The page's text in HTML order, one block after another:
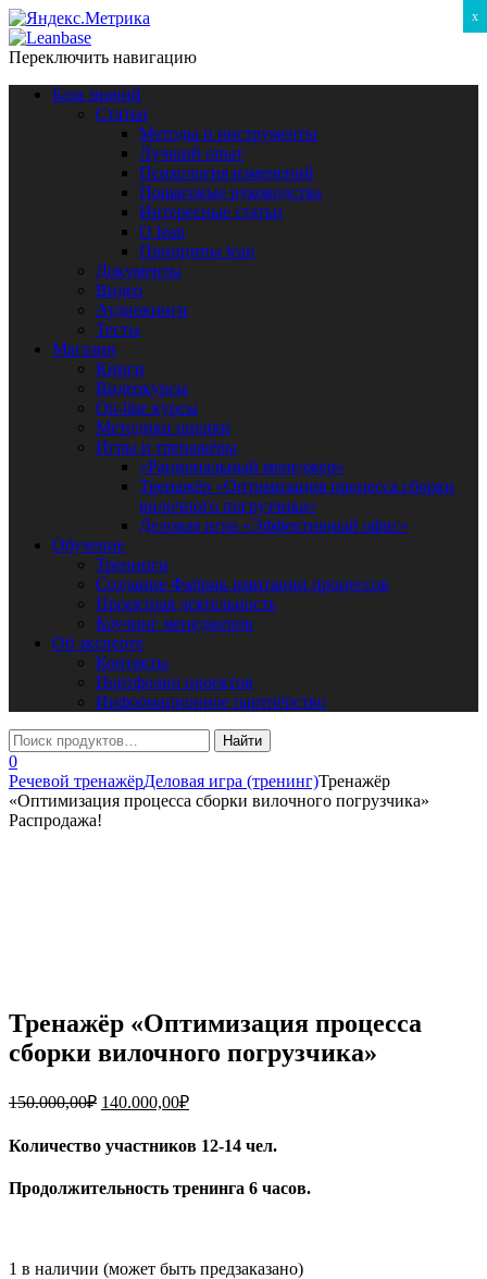
Переключить навигацию
База знаний
Статьи
Методы и инструменты
Лучший опыт
Психология изменений
Пошаговые руководства
Интересные статьи
O lean
Принципы lean
Документы
Видео
Аудиокниги
Тесты
Магазин
Книги
Видеокурсы
On-line курсы
Методики оценки
Игры и тренажёры
«Рациональный менеджер»
Тренажёр «Оптимизация процесса сборки
вилочного погрузчика»
Деловая игра «Эффективный офис»
Обучение
Тренинги
Создание Фабрик имитации процессов
Проектная деятельность
Коучинг менеджеров
Об эксперте
Контакты
Портфолио проектов
Информационное партнёрство
0
Речевой тренажёрДеловая игра (тренинг)Тренажёр
«Оптимизация процесса сборки вилочного погрузчика»
Распродажа!
Тренажёр «Оптимизация процесса
сборки вилочного погрузчика»
150.000,00₽ Первоначальная
150.000,00₽.
140.000,00₽Текущая
140.000,00₽.
Количество участников 12-14 чел.
Продолжительность тренинга 6 часов.
1 в наличии (может быть предзаказано)
x